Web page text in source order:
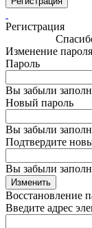
Регистрация
Изменение пароля
Пароль
Вы забыли
Новый пароль
Вы забыли
Подтвердите
Вы забыли
Изменить
Восстановление
Введите адрес